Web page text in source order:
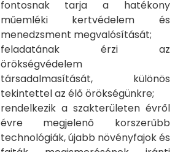
fontosnak tarja a hatékony
műemléki kertvédelem és
menedzsment megvalósítását;
feladatának érzi az
örökségvédelem
társadalmasítását, különös
tekintettel az élő örökségünkre;
rendelkezik a szakterületen évről
évre megjelenő korszerűbb
technológiák, újabb növényfajok és